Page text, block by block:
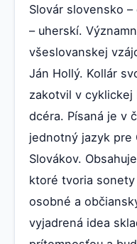
Slovár slovensko
– uherskí.
všeslovanskej
Ján Hollý. Kollár
zakotvil v cyklickej
dcéra. Písaná je v
jednotný jazyk pre
Slovákov.
ktoré tvoria
osobné a
vyjadrená idea